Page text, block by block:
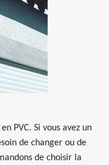
PVC. Si vous avez un
de changer ou de
de choisir la